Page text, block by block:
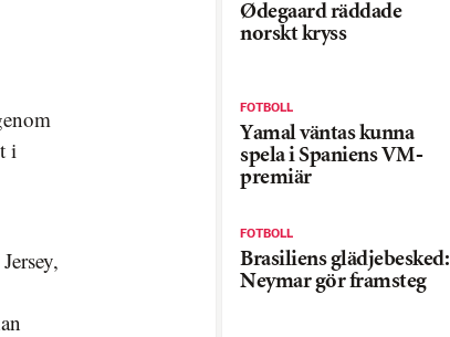
i
Ødegaard räddade
norskt kryss
FOTBOLL
Yamal väntas kunna
spela i Spaniens VM-
premiär
FOTBOLL
Brasiliens glädjebesked:
Neymar gör framsteg